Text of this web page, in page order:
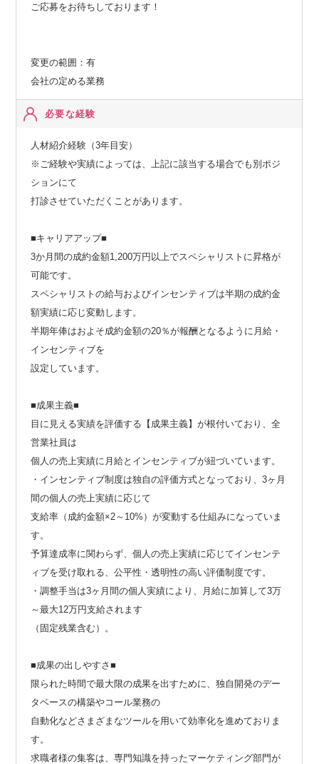
ご応募をお待ちしております！
変更の範囲：有
会社の定める業務
必要な経験
人材紹介経験（3年目安）
※ご経験や実績によっては、上記に該当する場合でも別ポジ
ションにて
打診させていただくことがあります。
■キャリアアップ■
3か月間の成約金額1,200万円以上でスペシャリストに昇格が
可能です。
スペシャリストの給与およびインセンティブは半期の成約金
額実績に応じ変動します。
半期年俸はおよそ成約金額の20％が報酬となるように月給・
インセンティブを
設定しています。
■成果主義■
目に見える実績を評価する【成果主義】が根付いており、全
営業社員は
個人の売上実績に月給とインセンティブが紐づいています。
・インセンティブ制度は独自の評価方式となっており、3ヶ月
間の個人の売上実績に応じて
支給率（成約金額×2～10%）が変動する仕組みになっていま
す。
予算達成率に関わらず、個人の売上実績に応じてインセンテ
ィブを受け取れる、公平性・透明性の高い評価制度です。
・調整手当は3ヶ月間の個人実績により、月給に加算して3万
～最大12万円支給されます
（固定残業含む）。
■成果の出しやすさ■
限られた時間で最大限の成果を出すために、独自開発のデー
タベースの構築やコール業務の
自動化などさまざまなツールを用いて効率化を進めておりま
す。
求職者様の集客は、専門知識を持ったマーケティング部門が